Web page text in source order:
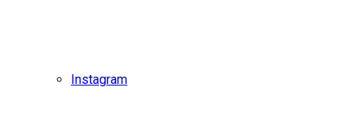
Instagram